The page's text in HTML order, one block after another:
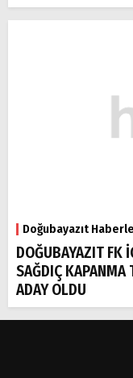
Doğubayazıt
DOĞUBAYAZIT FK
SAĞDIÇ KAPANMA
ADAY OLDU